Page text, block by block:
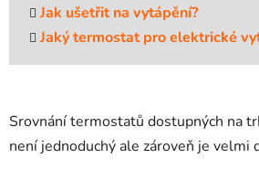
Jak ušetřit na vytápění?
Jaký termostat pro elektrické
Srovnání termostatů dostupných na
není jednoduchý ale zároveň je velmi